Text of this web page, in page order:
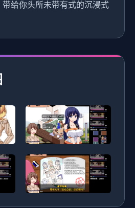
给你头所未带有式的沉浸式